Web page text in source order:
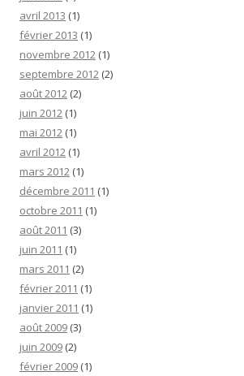
avril 2013 (1)
février 2013 (1)
novembre 2012 (1)
septembre 2012 (2)
août 2012 (2)
juin 2012 (1)
mai 2012 (1)
avril 2012 (1)
mars 2012 (1)
décembre 2011 (1)
octobre 2011 (1)
août 2011 (3)
juin 2011 (1)
mars 2011 (2)
février 2011 (1)
janvier 2011 (1)
août 2009 (3)
juin 2009 (2)
février 2009 (1)